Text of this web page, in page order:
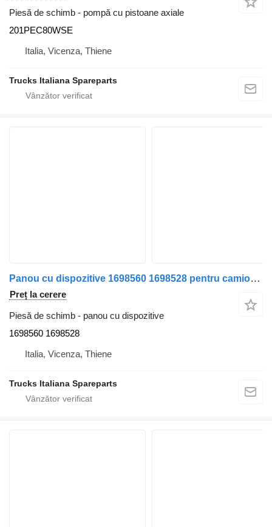
Piesă de schimb - pompă cu pistoane axiale
201PEC80WSE
Italia, Vicenza, Thiene
Trucks Italiana Spareparts
Panou cu dispozitive 1698560 1698528 pentru camion Volvo FL6
Preț la cerere
Piesă de schimb - panou cu dispozitive
1698560 1698528
Italia, Vicenza, Thiene
Trucks Italiana Spareparts